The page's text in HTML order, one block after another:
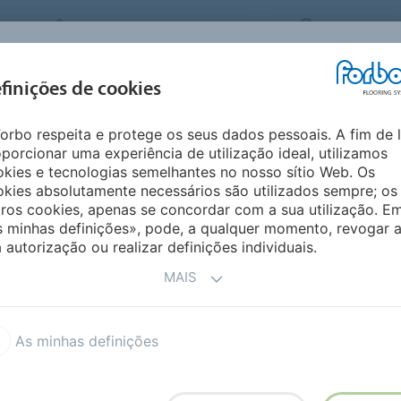
FORBO FLOORING SYSTEMS BRAZIL
PRODUTOS SEGMENTOS
DE ENTRADA
de cookies
respeita e protege os seus dados pessoais. A fim de
uma experiência de utilização ideal, utilizamos
e tecnologias semelhantes no nosso sítio Web. Os
absolutamente necessários são utilizados sempre; os
cookies, apenas se concordar com a sua utilização.
minhas definições», pode, a qualquer momento, revogar a
autorização ou realizar definições individuais.
MAIS
As minhas definições